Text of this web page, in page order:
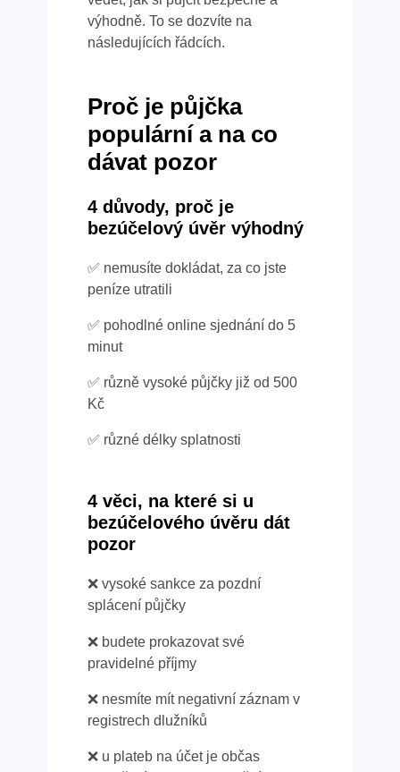
výhodně. To se dozvíte na
následujících řádcích.
Proč je půjčka
populární a na co
dávat pozor
4 důvody, proč je
bezúčelový úvěr výhodný
✅ nemusíte dokládat, za co jste
peníze utratili
✅ pohodlné online sjednání do 5
minut
✅ různě vysoké půjčky již od 500
Kč
✅ různé délky splatnosti
4 věci, na které si u
bezúčelového úvěru dát
pozor
❌ vysoké sankce za pozdní
splácení půjčky
❌ budete prokazovat své
pravidelné příjmy
❌ nesmíte mít negativní záznam v
registrech dlužníků
❌ u plateb na účet je občas